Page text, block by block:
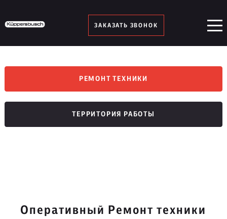
ЗАКАЗАТЬ ЗВОНОК
РЕМОНТ ТЕХНИКИ
ТЕРРИТОРИЯ РАБОТЫ
Оперативный Ремонт техники